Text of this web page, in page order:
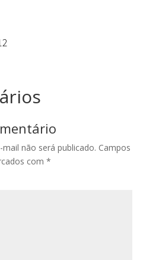
não será publicado. Campos
com *